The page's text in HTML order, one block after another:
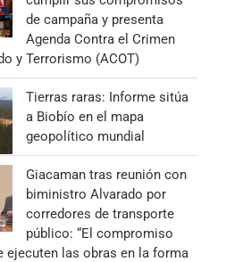
de campaña y presenta
Agenda Contra el Crimen
y Terrorismo (ACOT)
Tierras raras: Informe sitúa
a Biobío en el mapa
geopolítico mundial
Giacaman tras reunión con
biministro Alvarado por
corredores de transporte
público: “El compromiso
ejecuten las obras en la forma